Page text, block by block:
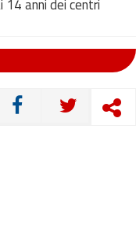
anni dei centri
CONDIVIDI